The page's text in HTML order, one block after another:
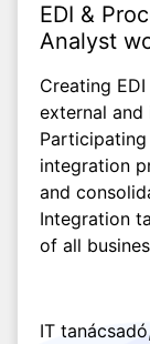
EDI &
Analyst
Creating
external and
integration
and
Integration
of all
IT